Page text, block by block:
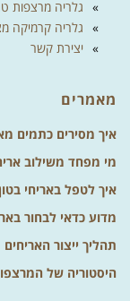
גלריה מרצפות
גלריה קרמיקה
יצירת קשר
מאמרים
איך מסירים כתמים
מי מפחד משילוב
איך לטפל באריחי
מדוע כדאי לבחור
תהליך ייצור האריחים
היסטוריה של